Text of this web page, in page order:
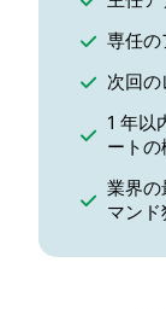
専任の
次回
1 年以
ートの
業界の
マン